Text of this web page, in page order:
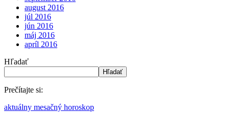
august 2016
júl 2016
jún 2016
máj 2016
apríl 2016
Hľadať
Hľadať
Prečítajte si:
aktuálny mesačný horoskop